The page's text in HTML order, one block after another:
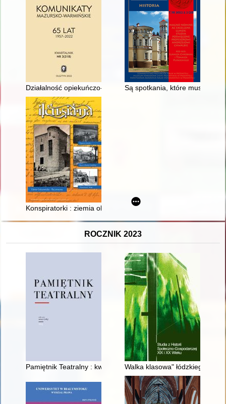
Działalność opiekuńczo-wychowawcza sióstr św. Katarzyny
Są spotkania, które muszą się
Konspiratorki : ziemia olkuska 1939-1945
ROCZNIK 2023
Pamiętnik Teatralny : kwartalnik poświęcony historii i krytyce
Walka klasowa" łódzkiego